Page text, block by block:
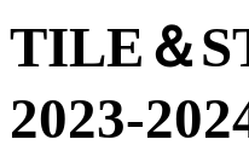
TILE＆
2023-